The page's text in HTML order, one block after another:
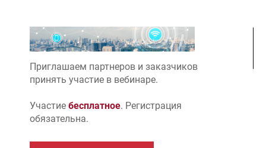
Приглашаем партнеров и заказчиков
принять участие в вебинаре.
Участие бесплатное. Регистрация
обязательна.